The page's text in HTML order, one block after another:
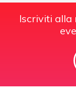
Iscriviti alla